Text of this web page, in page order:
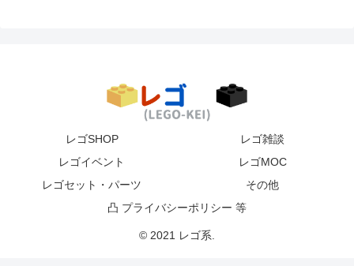
レゴSHOP
レゴ雑談
レゴイベント
レゴMOC
レゴセット・パーツ
その他
凸 プライバシーポリシー 等
© 2021 レゴ系.